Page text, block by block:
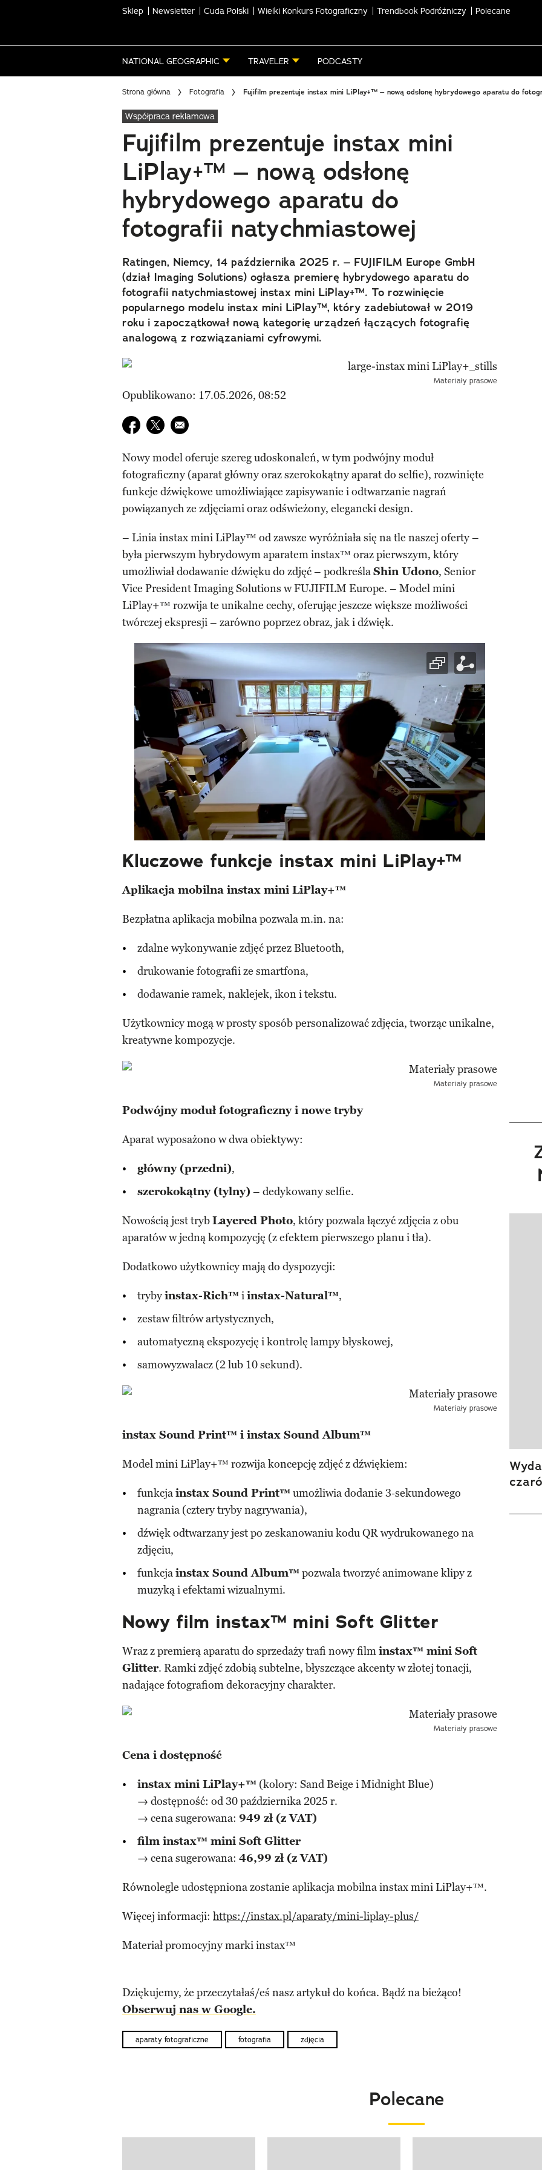
main
Sklep Newsletter Cuda Polski Wielki Konkurs Fotograficzny Trendbook Podróżniczy Polecane
NATIONAL GEOGRAPHIC TRAVELER PODCASTY
Strona główna Fotografia Fujifilm prezentuje instax mini LiPlay+™ – nową odsłonę hybrydowego aparatu do
Współpraca reklamowa
Fujifilm prezentuje instax mini
LiPlay+™ – nową odsłonę
hybrydowego aparatu do
fotografii natychmiastowej
Ratingen, Niemcy, 14 października 2025 r. – FUJIFILM Europe GmbH
(dział Imaging Solutions) ogłasza premierę hybrydowego aparatu do
fotografii natychmiastowej instax mini LiPlay+™. To rozwinięcie
popularnego modelu instax mini LiPlay™, który zadebiutował w 2019
roku i zapoczątkował nową kategorię urządzeń łączących fotografię
analogową z rozwiązaniami cyfrowymi.
Materiały prasowe
Opublikowano: 17.05.2026, 08:52
Udostępnij na facebook
Udostępnij na twitter
E-mail do przyjaciela
Nowy model oferuje szereg udoskonaleń, w tym podwójny moduł
fotograficzny (aparat główny oraz szerokokątny aparat do selfie), rozwinięte
funkcje dźwiękowe umożliwiające zapisywanie i odtwarzanie nagrań
powiązanych ze zdjęciami oraz odświeżony, elegancki design.
– Linia instax mini LiPlay™ od zawsze wyróżniała się na tle naszej oferty –
była pierwszym hybrydowym aparatem instax™ oraz pierwszym, który
umożliwiał dodawanie dźwięku do zdjęć – podkreślaShin Udono, Senior
Vice President Imaging Solutions w FUJIFILM Europe. – Model mini
LiPlay+™ rozwija te unikalne cechy, oferując jeszcze większe możliwości
twórczej ekspresji – zarówno poprzez obraz, jak i dźwięk.
Kluczowe funkcje instax mini LiPlay+™
Aplikacja mobilna instax mini LiPlay+™
Bezpłatna aplikacja mobilna pozwala m.in. na:
zdalne wykonywanie zdjęć przez Bluetooth,
drukowanie fotografii ze smartfona,
dodawanie ramek, naklejek, ikon i tekstu.
Użytkownicy mogą w prosty sposób personalizować zdjęcia, tworząc unikalne,
kreatywne kompozycje.
Materiały prasowe
Podwójny moduł fotograficzny i nowe tryby
Aparat wyposażono w dwa obiektywy:
główny (przedni),
szerokokątny (tylny) – dedykowany selfie.
Nowością jest trybLayered Photo, który pozwala łączyć zdjęcia z obu
aparatów w jedną kompozycję (z efektem pierwszego planu i tła).
Dodatkowo użytkownicy mają do dyspozycji:
trybyinstax-Rich™ iinstax-Natural™,
zestaw filtrów artystycznych,
automatyczną ekspozycję i kontrolę lampy błyskowej,
samowyzwalacz (2 lub 10 sekund).
Materiały prasowe
instax Sound Print™ i instax Sound Album™
Model mini LiPlay+™ rozwija koncepcję zdjęć z dźwiękiem:
funkcjainstax Sound Print™ umożliwia dodanie 3‑sekundowego
nagrania (cztery tryby nagrywania),
dźwięk odtwarzany jest po zeskanowaniu kodu QR wydrukowanego na
zdjęciu,
funkcjainstax Sound Album™ pozwala tworzyć animowane klipy z
muzyką i efektami wizualnymi.
Nowy film instax™ mini Soft Glitter
Wraz z premierą aparatu do sprzedaży trafi nowy filminstax™ mini Soft
Glitter. Ramki zdjęć zdobią subtelne, błyszczące akcenty w złotej tonacji,
nadające fotografiom dekoracyjny charakter.
Materiały prasowe
Cena i dostępność
instax mini LiPlay+™ (kolory: Sand Beige i Midnight Blue)
→ dostępność: od 30 października 2025 r.
→ cena sugerowana: 949 zł (z VAT)
film instax™ mini Soft Glitter
→ cena sugerowana: 46,99 zł (z VAT)
Równolegle udostępniona zostanie aplikacja mobilna instax mini LiPlay+™.
Więcej informacji: https://instax.pl/aparaty/mini-liplay-plus/
Materiał promocyjny marki instax™
Dziękujemy, że przeczytałaś/eś nasz artykuł do końca. Bądź na bieżąco!
Obserwuj nas w Google.
aparaty fotograficzne fotografia zdjęcia
Polecane